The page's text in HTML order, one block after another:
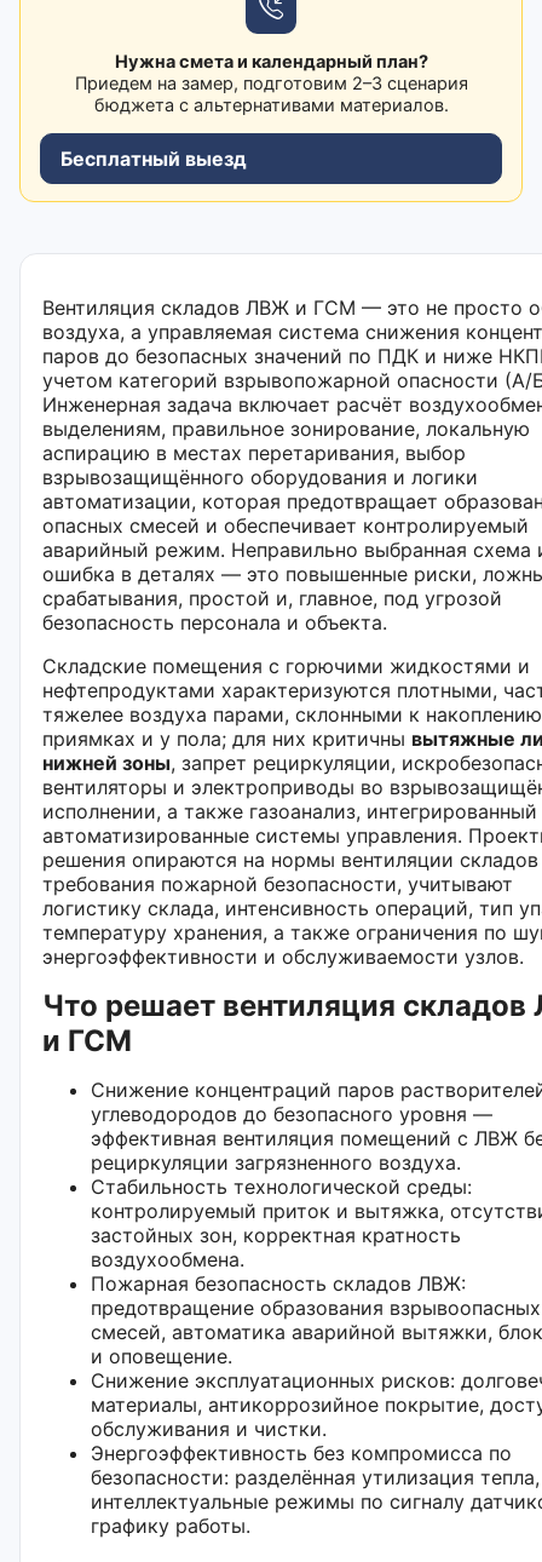
Нужна смета и календарный план?
Приедем на замер, подготовим 2–3 сценария
бюджета с альтернативами материалов.
Бесплатный выезд
Вентиляция складов ЛВЖ и ГСМ — это не просто
воздуха, а управляемая система снижения
паров до безопасных значений по ПДК и ниже
учетом категорий взрывопожарной опасности (А/
Инженерная задача включает расчёт
выделениям, правильное зонирование, локальную
аспирацию в местах перетаривания, выбор
взрывозащищённого оборудования и логики
автоматизации, которая предотвращает
опасных смесей и обеспечивает контролируемый
аварийный режим. Неправильно выбранная схема
ошибка в деталях — это повышенные риски,
срабатывания, простой и, главное, под угрозой
безопасность персонала и объекта.
Складские помещения с горючими жидкостями и
нефтепродуктами характеризуются плотными,
тяжелее воздуха парами, склонными к
приямках и у пола; для них критичны вытяжные
нижней зоны, запрет рециркуляции,
вентиляторы и электроприводы во
исполнении, а также газоанализ, интегрированный
автоматизированные системы управления.
решения опираются на нормы вентиляции
требования пожарной безопасности, учитывают
логистику склада, интенсивность операций, тип
температуру хранения, а также ограничения по
энергоэффективности и обслуживаемости узлов.
Что решает вентиляция
и ГСМ
Снижение концентраций паров
углеводородов до безопасного уровня —
эффективная вентиляция помещений с ЛВЖ
рециркуляции загрязненного воздуха.
Стабильность технологической среды:
контролируемый приток и вытяжка,
застойных зон, корректная кратность
воздухообмена.
Пожарная безопасность складов ЛВЖ:
предотвращение образования взрывоопасных
смесей, автоматика аварийной вытяжки,
и оповещение.
Снижение эксплуатационных рисков:
материалы, антикоррозийное покрытие,
обслуживания и чистки.
Энергоэффективность без компромисса по
безопасности: разделённая утилизация тепла,
интеллектуальные режимы по сигналу
графику работы.